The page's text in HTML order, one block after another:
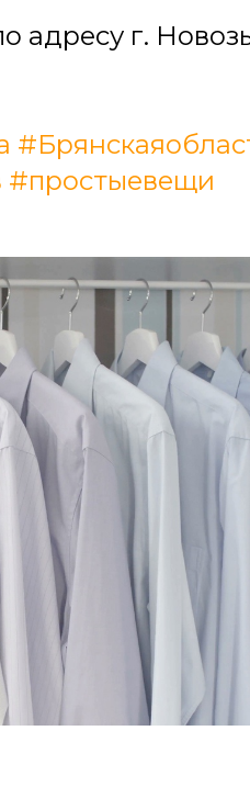
г.
#простыевещи